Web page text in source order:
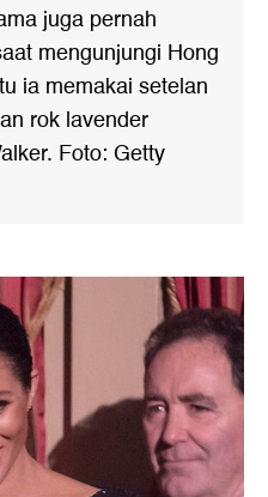
juga pernah
mengunjungi Hong
ia memakai setelan
rok lavender
Foto: Getty